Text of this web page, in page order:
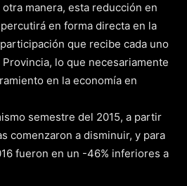
manera, esta reducción en
en forma directa en la
que recibe cada uno
lo que necesariamente
en la economía en
semestre del 2015, a partir
comenzaron a disminuir, y para
fueron en un -46% inferiores a